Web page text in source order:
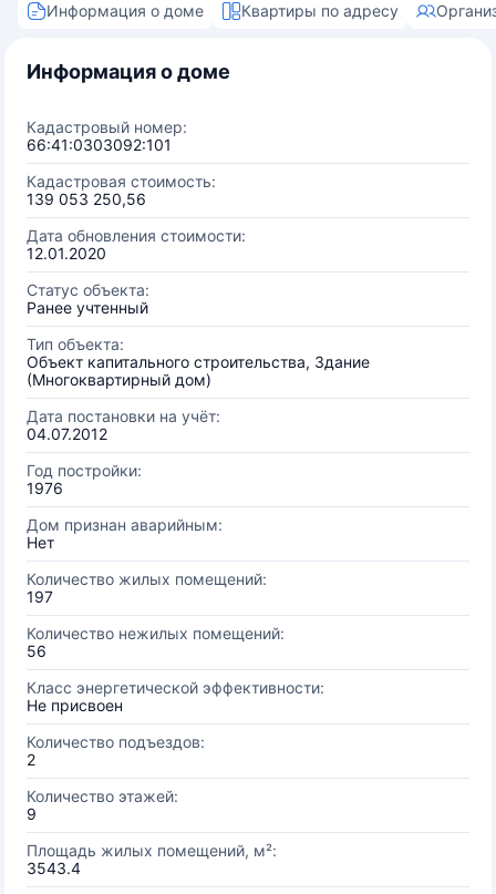
Информация о доме Квартиры по адресу
Информация о доме
Кадастровый номер:
66:41:0303092:101
Кадастровая стоимость:
139 053 250,56
Дата обновления стоимости:
12.01.2020
Статус объекта:
Ранее учтенный
Тип объекта:
Объект капитального строительства, Здание
(Многоквартирный дом)
Дата постановки на учёт:
04.07.2012
Год постройки:
1976
Дом признан аварийным:
Нет
Количество жилых помещений:
197
Количество нежилых помещений:
56
Класс энергетической эффективности:
Не присвоен
Количество подъездов:
2
Количество этажей:
9
Площадь жилых помещений, м²:
3543.4